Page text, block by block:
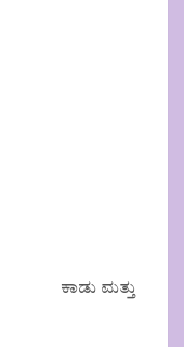
ಕಾಡು ಮತ್ತು